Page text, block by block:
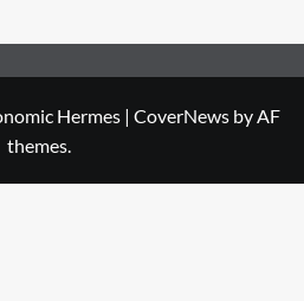
Hermes | CoverNews by AF
themes.